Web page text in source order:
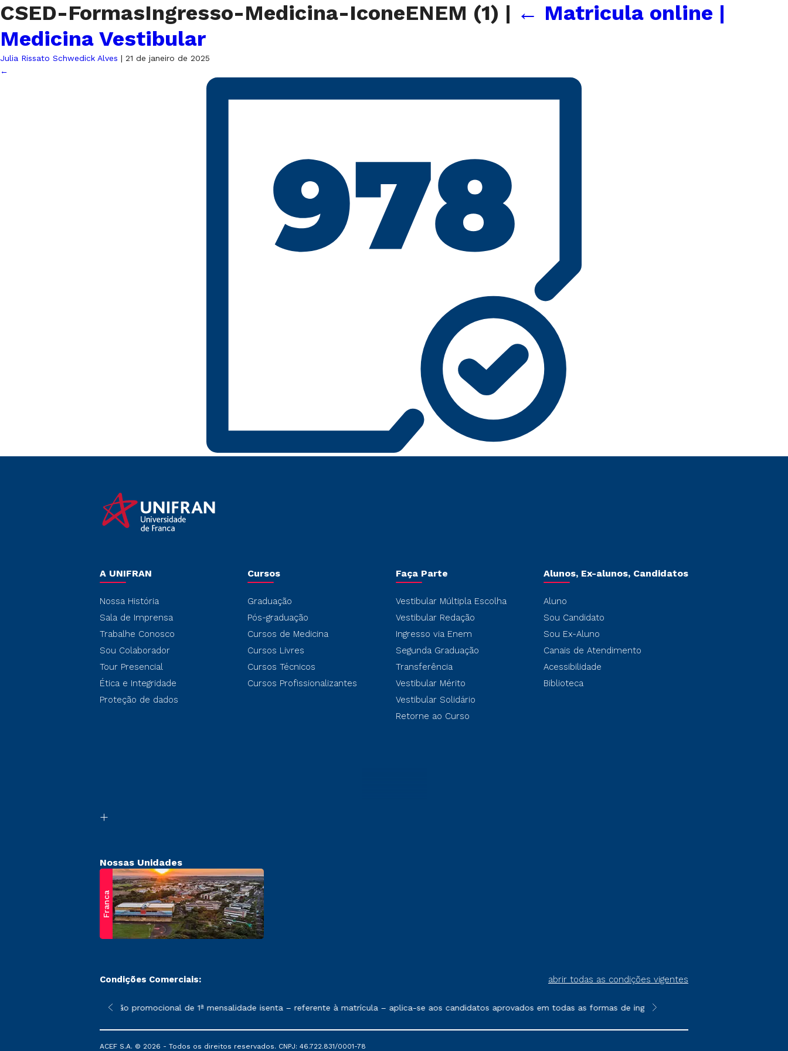
CSED-FormasIngresso-Medicina-IconeENEM (1) | ← Matricula online |
Medicina Vestibular
Julia Rissato Schwedick Alves | 21 de janeiro de 2025
←
A UNIFRAN
Nossa História
Sala de Imprensa
Trabalhe Conosco
Sou Colaborador
Tour Presencial
Ética e Integridade
Proteção de dados
Cursos
Graduação
Pós-graduação
Cursos de Medicina
Cursos Livres
Cursos Técnicos
Cursos Profissionalizantes
Faça Parte
Vestibular Múltipla Escolha
Vestibular Redação
Ingresso via Enem
Segunda Graduação
Transferência
Vestibular Mérito
Vestibular Solidário
Retorne ao Curso
Alunos, Ex-alunos, Candidatos
Aluno
Sou Candidato
Sou Ex-Aluno
Canais de Atendimento
Acessibilidade
Biblioteca
Nossas Unidades
Franca
Condições Comerciais: abrir todas as condições vigentes
sofrer alterações nos períodos de rematrícula conforme exposto no contrato de prestação de serviços
*A condição promocional de 1ª mensalidade isenta – referente à matrícula – aplica-se aos candidatos aprovados em todas as formas de ingresso, exceto na prova on-line ou
**Semipresencial é um formato do
ACEF S.A. © 2026 - Todos os direitos reservados. CNPJ: 46.722.831/0001-78